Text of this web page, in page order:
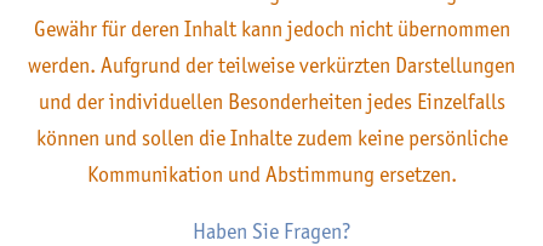
Gewähr für deren Inhalt kann jedoch nicht übernommen
werden. Aufgrund der teilweise verkürzten Darstellungen
und der individuellen Besonderheiten jedes Einzelfalls
können und sollen die Inhalte zudem keine persönliche
Kommunikation und Abstimmung ersetzen.
Haben Sie Fragen?